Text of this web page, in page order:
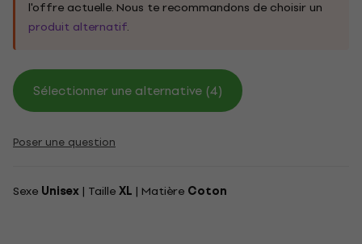
l'offre actuelle. Nous te recommandons de choisir un
produit alternatif.
Sélectionner une alternative (4)
Poser une question
Sexe Unisex | TailleXL | Matière Coton